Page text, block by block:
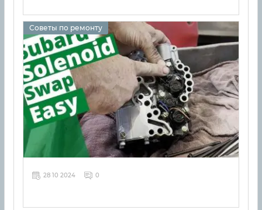
Советы по ремонту
28 10 2024 0